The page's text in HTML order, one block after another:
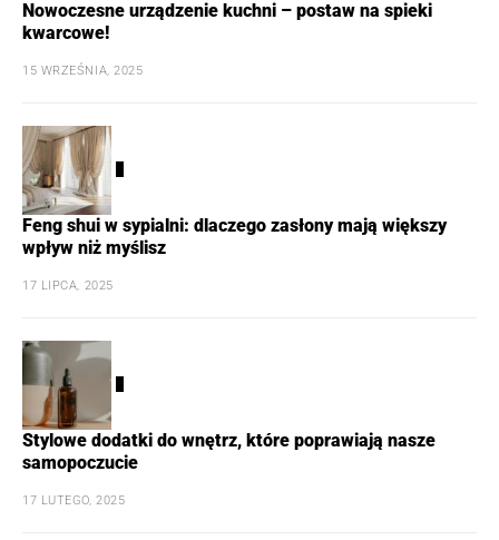
Nowoczesne urządzenie kuchni – postaw na spieki
kwarcowe!
15 WRZEŚNIA, 2025
Feng shui w sypialni: dlaczego zasłony mają większy
wpływ niż myślisz
17 LIPCA, 2025
Stylowe dodatki do wnętrz, które poprawiają nasze
samopoczucie
17 LUTEGO, 2025